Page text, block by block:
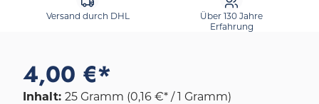
Versand durch DHL
Über 130 Jahre
Erfahrung
4,00 €*
Inhalt: 25 Gramm (0,16 €* / 1 Gramm)